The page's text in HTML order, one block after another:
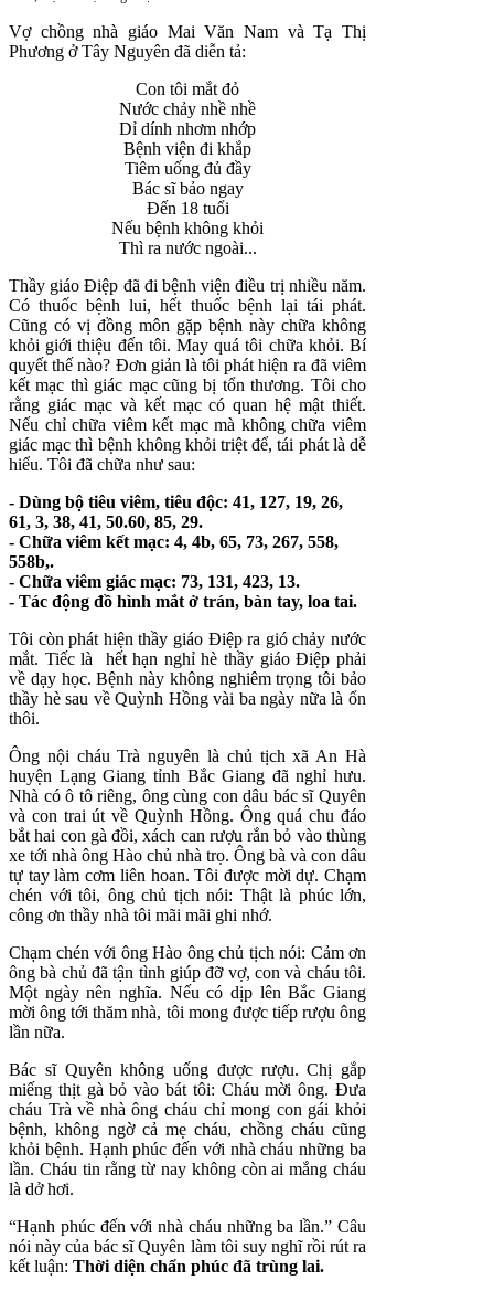
Vợ chồng nhà giáo Mai Văn Nam và Tạ Thị
Phương ở Tây Nguyên đã diễn tả:
Con tôi mắt đỏ
Nước chảy nhề nhề
Dỉ dính nhơm nhớp
Bệnh viện đi khắp
Tiêm uống đủ đầy
Bác sĩ bảo ngay
Đến 18 tuổi
Nếu bệnh không khỏi
Thì ra nước ngoài...
Thầy giáo Điệp đã đi bệnh viện điều trị nhiều năm.
Có thuốc bệnh lui, hết thuốc bệnh lại tái phát.
Cũng có vị đồng môn gặp bệnh này chữa không
khỏi giới thiệu đến tôi. May quá tôi chữa khỏi. Bí
quyết thế nào? Đơn giản là tôi phát hiện ra đã viêm
kết mạc thì giác mạc cũng bị tổn thương. Tôi cho
rằng giác mạc và kết mạc có quan hệ mật thiết.
Nếu chỉ chữa viêm kết mạc mà không chữa viêm
giác mạc thì bệnh không khỏi triệt để, tái phát là dễ
hiểu. Tôi đã chữa như sau:
- Dùng bộ tiêu viêm, tiêu độc: 41, 127, 19, 26,
61, 3, 38, 41, 50.60, 85, 29.
- Chữa viêm kết mạc: 4, 4b, 65, 73, 267, 558,
558b,.
- Chữa viêm giác mạc: 73, 131, 423, 13.
- Tác động đồ hình mắt ở trán, bàn tay, loa tai.
Tôi còn phát hiện thầy giáo Điệp ra gió chảy nước
mắt. Tiếc là hết hạn nghỉ hè thầy giáo Điệp phải
về dạy học. Bệnh này không nghiêm trọng tôi bảo
thầy hè sau về Quỳnh Hồng vài ba ngày nữa là ổn
thôi.
Ông nội cháu Trà nguyên là chủ tịch xã An Hà
huyện Lạng Giang tỉnh Bắc Giang đã nghỉ hưu.
Nhà có ô tô riêng, ông cùng con dâu bác sĩ Quyên
và con trai út về Quỳnh Hồng. Ông quá chu đáo
bắt hai con gà đồi, xách can rượu rắn bỏ vào thùng
xe tới nhà ông Hào chủ nhà trọ. Ông bà và con dâu
tự tay làm cơm liên hoan. Tôi được mời dự. Chạm
chén với tôi, ông chủ tịch nói: Thật là phúc lớn,
công ơn thầy nhà tôi mãi mãi ghi nhớ.
Chạm chén với ông Hào ông chủ tịch nói: Cảm ơn
ông bà chủ đã tận tình giúp đỡ vợ, con và cháu tôi.
Một ngày nên nghĩa. Nếu có dịp lên Bắc Giang
mời ông tới thăm nhà, tôi mong được tiếp rượu ông
lần nữa.
Bác sĩ Quyên không uống được rượu. Chị gắp
miếng thịt gà bỏ vào bát tôi: Cháu mời ông. Đưa
cháu Trà về nhà ông cháu chỉ mong con gái khỏi
bệnh, không ngờ cả mẹ cháu, chồng cháu cũng
khỏi bệnh. Hạnh phúc đến với nhà cháu những ba
lần. Cháu tin rằng từ nay không còn ai mắng cháu
là dở hơi.
“Hạnh phúc đến với nhà cháu những ba lần.” Câu
nói này của bác sĩ Quyên làm tôi suy nghĩ rồi rút ra
kết luận: Thời diện chẩn phúc đã trùng lai.